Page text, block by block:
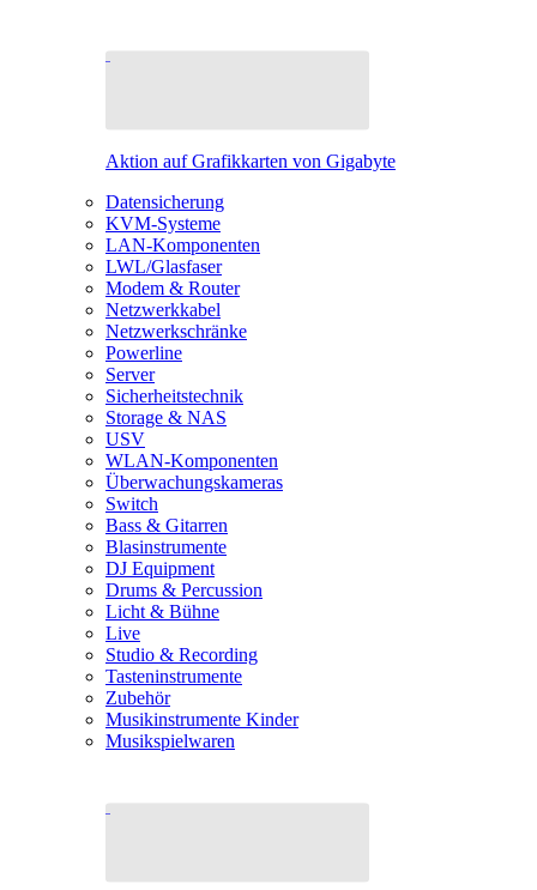
Aktion auf Grafikkarten von Gigabyte
Datensicherung
KVM-Systeme
LAN-Komponenten
LWL/Glasfaser
Modem & Router
Netzwerkkabel
Netzwerkschränke
Powerline
Server
Sicherheitstechnik
Storage & NAS
USV
WLAN-Komponenten
Überwachungskameras
Switch
Bass & Gitarren
Blasinstrumente
DJ Equipment
Drums & Percussion
Licht & Bühne
Live
Studio & Recording
Tasteninstrumente
Zubehör
Musikinstrumente Kinder
Musikspielwaren